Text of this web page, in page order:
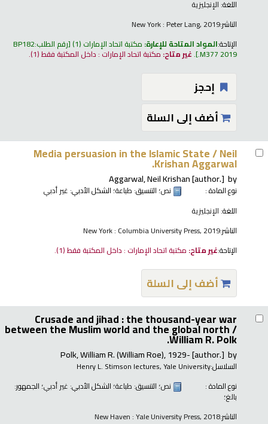
اللغة: الإنجليزية
الناشر:New York : Peter Lang, 2019
الإتاحة:المواد المتاحة للإعارة: مكتبة اتحاد الإمارات (1) رقم الطلب:BP182
.M377 2019
.غير متاح:مكتبة اتحاد الإمارات : داخل المكتبة فقط(1).
إحجز
أضف إلى السلة
Media persuasion in the Islamic State /Neil
Krishan Aggarwal.
by
Aggarwal, Neil Krishan[author.]
نوع المادة : نص؛ التنسيق: طباعة؛ الشكل الأدبي: غير أدبي
اللغة: الإنجليزية
الناشر:New York : Columbia University Press, 2019
الإتاحة:غير متاح: مكتبة اتحاد الإمارات : داخل المكتبة فقط(1).
أضف إلى السلة
Crusade and jihad : the thousand-year war
between the Muslim world and the global north /
William R. Polk.
by
Polk, William R. (William Roe), 1929-[author.]
السلاسل:Henry L. Stimson lectures, Yale University
نوع المادة :
نص؛ التنسيق: طباعة؛ الشكل الأدبي: غير أدبي؛ الجمهور:
بالغ؛
الناشر:New Haven : Yale University Press, 2018